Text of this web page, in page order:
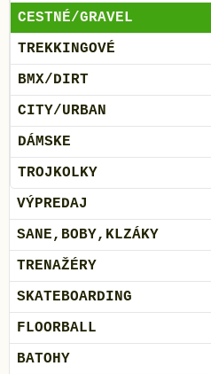
CESTNÉ/GRAVEL
TREKKINGOVÉ
BMX/DIRT
CITY/URBAN
DÁMSKE
TROJKOLKY
VÝPREDAJ
SANE,BOBY,KLZÁKY
TRENAŽÉRY
SKATEBOARDING
FLOORBALL
BATOHY